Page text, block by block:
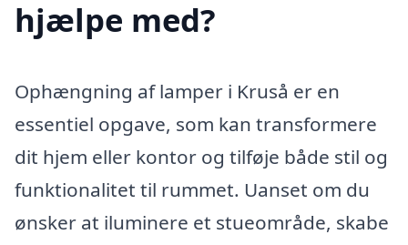
hjælpe med?
Ophængning af lamper i Kruså er en
essentiel opgave, som kan transformere
dit hjem eller kontor og tilføje både stil og
funktionalitet til rummet. Uanset om du
ønsker at iluminere et stueområde, skabe